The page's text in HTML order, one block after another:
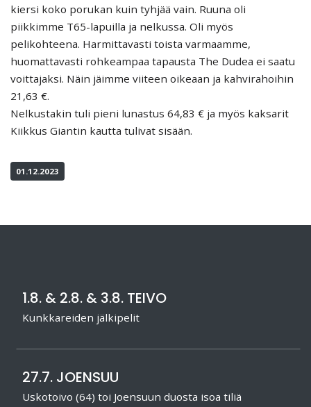
kiersi koko porukan kuin tyhjää vain. Ruuna oli
piikkimme T65-lapuilla ja nelkussa. Oli myös
pelikohteena. Harmittavasti toista varmaamme,
huomattavasti rohkeampaa tapausta The Dudea ei saatu
voittajaksi. Näin jäimme viiteen oikeaan ja kahvirahoihin
21,63 €.
Nelkustakin tuli pieni lunastus 64,83 € ja myös kaksarit
Kiikkus Giantin kautta tulivat sisään.
01.12.2023
1.8. & 2.8. & 3.8. TEIVO
Kunkkareiden jälkipelit
27.7. JOENSUU
Uskotoivo (64) toi Joensuun duosta isoa tiliä